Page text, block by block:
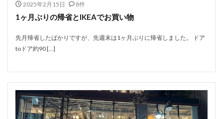
2025年2月15日 8件
1ヶ月ぶりの帰省とIKEAでお買い物
先月帰省したばかりですが、先週末は1ヶ月ぶりに帰省しました。 ドア
toドア約90 […]